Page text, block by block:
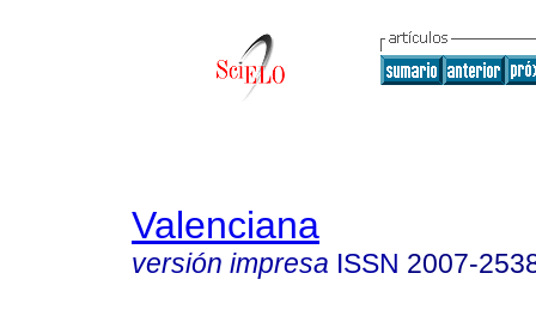
Valenciana
versión impresa ISSN 2007-